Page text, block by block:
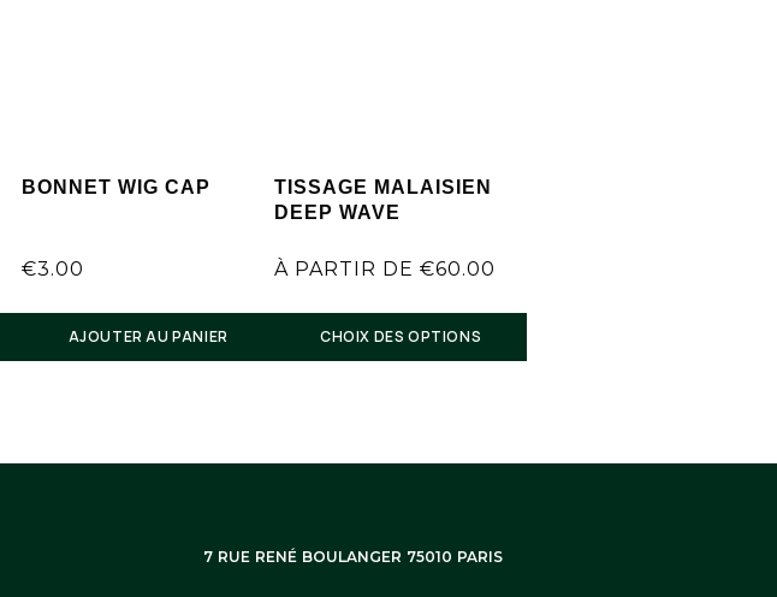
BONNET WIG CAP
€3.00
AJOUTER AU PANIER
TISSAGE MALAISIEN
DEEP WAVE
À PARTIR DE€60.00
CHOIX DES OPTIONS
7 RUE RENÉ BOULANGER 75010 PARIS